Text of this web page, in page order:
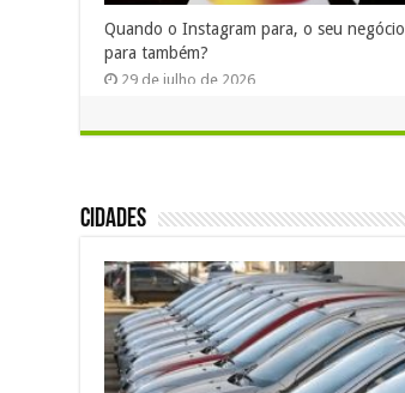
Quando o Instagram para, o seu negócio
para também?
29 de julho de 2026
Cidades